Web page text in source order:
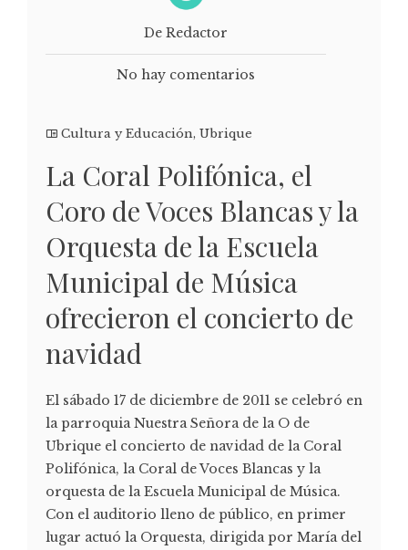
De Redactor
No hay comentarios
Cultura y Educación, Ubrique
La Coral Polifónica, el
Coro de Voces Blancas y la
Orquesta de la Escuela
Municipal de Música
ofrecieron el concierto de
navidad
El sábado 17 de diciembre de 2011 se celebró en
la parroquia Nuestra Señora de la O de
Ubrique el concierto de navidad de la Coral
Polifónica, la Coral de Voces Blancas y la
orquesta de la Escuela Municipal de Música.
Con el auditorio lleno de público, en primer
lugar actuó la Orquesta, dirigida por María del